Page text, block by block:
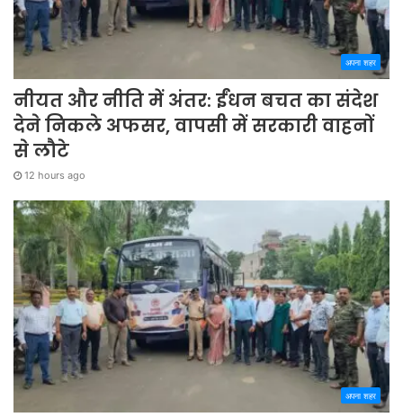
अपना शहर
नीयत और नीति में अंतर: ईंधन बचत का संदेश
देने निकले अफसर, वापसी में सरकारी वाहनों
से लौटे
12 hours ago
अपना शहर